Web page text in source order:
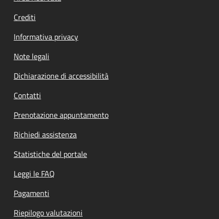
Crediti
Informativa privacy
Note legali
Dichiarazione di accessibilità
Contatti
Prenotazione appuntamento
Richiedi assistenza
Statistiche del portale
Leggi le FAQ
Pagamenti
Riepilogo valutazioni